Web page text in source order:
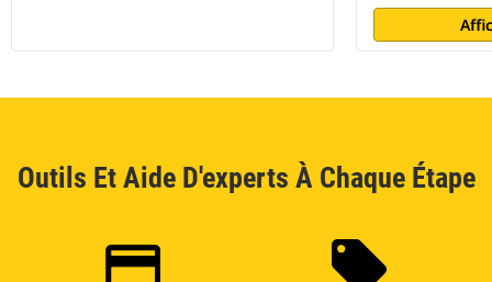
Outils Et Aide D'experts À Chaque Étape